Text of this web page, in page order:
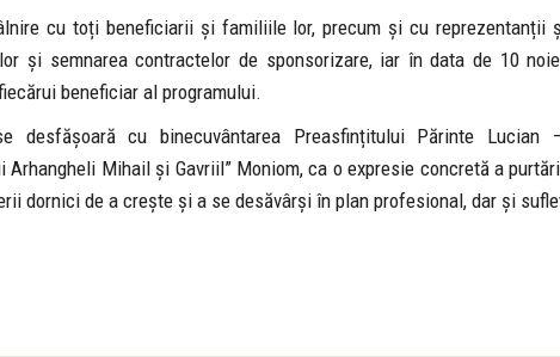
cu toți beneficiarii și familiile lor, precum și cu reprezentanții
și semnarea contractelor de sponsorizare, iar în data de 10
beneficiar al programului.
desfășoară cu binecuvântarea Preasfințitului Părinte Lucian
Arhangheli Mihail și Gavriil” Moniom, ca o expresie concretă a
dornici de a crește și a se desăvârși în plan profesional, dar și